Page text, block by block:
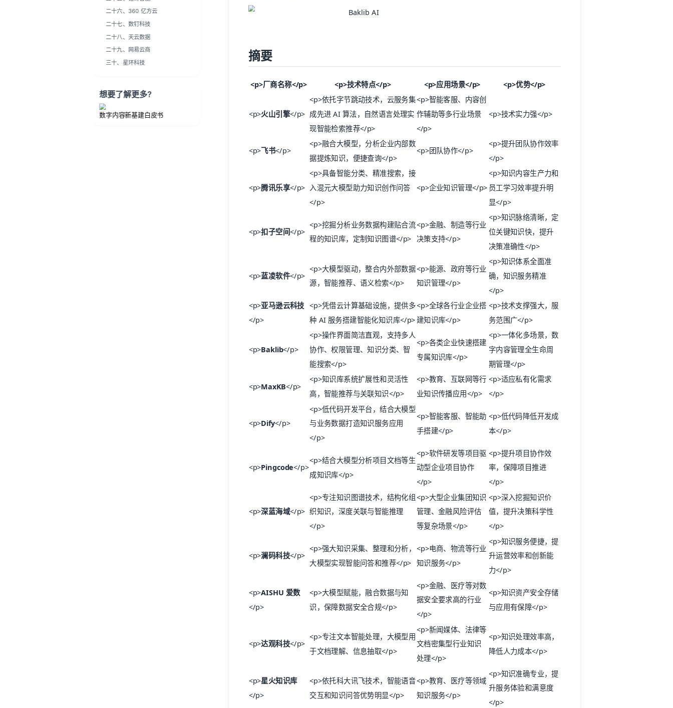
三十、星环科技
想要了解更多?
数字内容新基建白皮书
摘要
<p>厂商名称</p> <p>技术特点</p> <p>应用场景</p> <p>优势</p>
<p>火山引擎</p>
<p>依托字节跳动技术，云服务集
成先进 AI 算法，自然语言处理实
现智能检索推荐</p>
<p>智能客服、内容创
作辅助等多行业场景
</p>
<p>技术实力强</p>
<p>飞书</p>
<p>融合大模型，分析企业内部数
据提炼知识，便捷查询</p>
<p>团队协作</p>
<p>提升团队协作效率
</p>
<p>腾讯乐享</p>
<p>具备智能分类、精准搜索，接
入混元大模型助力知识创作问答
</p>
<p>企业知识管理</p>
<p>知识内容生产力和
员工学习效率提升明
显</p>
<p>扣子空间</p>
<p>挖掘分析业务数据构建贴合流
程的知识库，定制知识图谱</p>
<p>金融、制造等行业
决策支持</p>
<p>知识脉络清晰，定
位关键知识快，提升
决策准确性</p>
<p>蓝凌软件</p>
<p>大模型驱动，整合内外部数据
源，智能推荐、语义检索</p>
<p>能源、政府等行业
知识管理</p>
<p>知识体系全面准
确，知识服务精准
</p>
<p>亚马逊云科技
</p>
<p>凭借云计算基础设施，提供多
种 AI 服务搭建智能化知识库</p>
<p>全球各行业企业搭
建知识库</p>
<p>技术支撑强大，服
务范围广</p>
<p>Baklib</p>
<p>操作界面简洁直观，支持多人
协作、权限管理、知识分类、智
能搜索</p>
<p>各类企业快速搭建
专属知识库</p>
<p>一体化多场景，数
字内容管理全生命周
期管理</p>
<p>MaxKB</p>
<p>知识库系统扩展性和灵活性
高，智能推荐与关联知识</p>
<p>教育、互联网等行
业知识传播应用</p>
<p>适应私有化需求
</p>
<p>Dify</p>
<p>低代码开发平台，结合大模型
与业务数据打造知识服务应用
</p>
<p>智能客服、智能助
手搭建</p>
<p>低代码降低开发成
本</p>
<p>Pingcode</p>
<p>结合大模型分析项目文档等生
成知识库</p>
<p>软件研发等项目驱
动型企业项目协作
</p>
<p>提升项目协作效
率，保障项目推进
</p>
<p>深蓝海域</p>
<p>专注知识图谱技术，结构化组
织知识，深度关联与智能推理
</p>
<p>大型企业集团知识
管理、金融风险评估
等复杂场景</p>
<p>深入挖掘知识价
值，提升决策科学性
</p>
<p>澜码科技</p>
<p>强大知识采集、整理和分析，
大模型实现智能问答和推荐</p>
<p>电商、物流等行业
知识服务</p>
<p>知识服务便捷，提
升运营效率和创新能
力</p>
<p>AISHU 爱数
</p>
<p>大模型赋能，融合数据与知
识，保障数据安全合规</p>
<p>金融、医疗等对数
据安全要求高的行业
</p>
<p>知识资产安全存储
与应用有保障</p>
<p>达观科技</p>
<p>专注文本智能处理，大模型用
于文档理解、信息抽取</p>
<p>新闻媒体、法律等
文档密集型行业知识
处理</p>
<p>知识处理效率高，
降低人力成本</p>
<p>星火知识库
</p>
<p>依托科大讯飞技术，智能语音
交互和知识问答优势明显</p>
<p>教育、医疗等领域
知识服务</p>
<p>知识准确专业，提
升服务体验和满意度
</p>